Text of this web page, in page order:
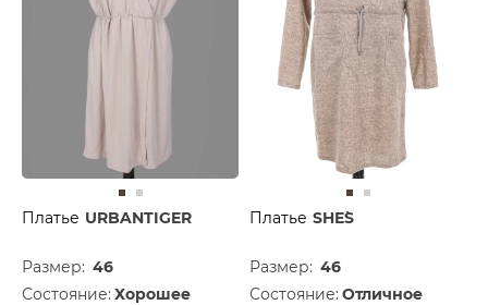
Платье URBANTIGER
Размер: 46
Состояние: Хорошее
Платье SHE`S
Размер: 46
Состояние: Отличное